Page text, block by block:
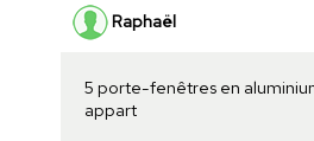
Raphaël
5 porte-fenêtres en
appart